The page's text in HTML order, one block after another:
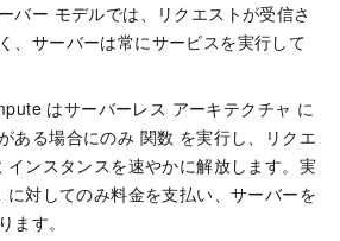
バー モデルでは、リクエストが受信さ
、サーバーは常にサービスを実行して
はサーバーレス アーキテクチャ に
ある場合にのみ 関数 を実行し、リクエ
インスタンスを速やかに解放します。実
対してのみ料金を支払い、サーバーを
ます。